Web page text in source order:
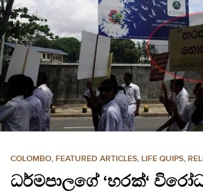
a
i
n
c
o
n
t
e
COLOMBO, FEATURED ARTICLES, LIFE QUIPS,
ධර්මපාලගේ ‘හරක්‘